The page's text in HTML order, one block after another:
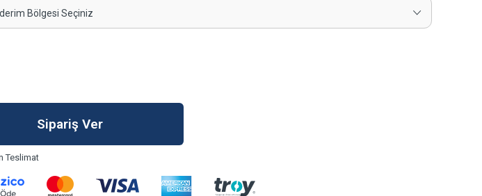
Bölgesi Seçiniz
Teslimat